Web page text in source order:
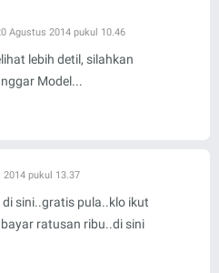
Agustus 2014 pukul 10.46
lebih detil, silahkan
Model...
2014 pukul 13.37
sini..gratis pula..klo ikut
ratusan ribu..di sini